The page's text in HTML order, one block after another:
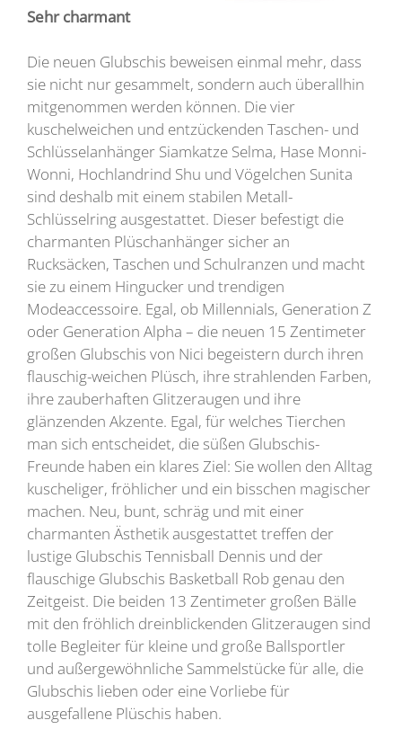
Sehr charmant
Die neuen Glubschis beweisen einmal mehr, dass
sie nicht nur gesammelt, sondern auch überallhin
mitgenommen werden können. Die vier
kuschelweichen und entzückenden Taschen- und
Schlüsselanhänger Siamkatze Selma, Hase Monni-
Wonni, Hochlandrind Shu und Vögelchen Sunita
sind deshalb mit einem stabilen Metall-
Schlüsselring ausgestattet. Dieser befestigt die
charmanten Plüschanhänger sicher an
Rucksäcken, Taschen und Schulranzen und macht
sie zu einem Hingucker und trendigen
Modeaccessoire. Egal, ob Millennials, Generation Z
oder Generation Alpha – die neuen 15 Zentimeter
großen Glubschis von Nici begeistern durch ihren
flauschig-weichen Plüsch, ihre strahlenden Farben,
ihre zauberhaften Glitzeraugen und ihre
glänzenden Akzente. Egal, für welches Tierchen
man sich entscheidet, die süßen Glubschis-
Freunde haben ein klares Ziel: Sie wollen den Alltag
kuscheliger, fröhlicher und ein bisschen magischer
machen. Neu, bunt, schräg und mit einer
charmanten Ästhetik ausgestattet treffen der
lustige Glubschis Tennisball Dennis und der
flauschige Glubschis Basketball Rob genau den
Zeitgeist. Die beiden 13 Zentimeter großen Bälle
mit den fröhlich dreinblickenden Glitzeraugen sind
tolle Begleiter für kleine und große Ballsportler
und außergewöhnliche Sammelstücke für alle, die
Glubschis lieben oder eine Vorliebe für
ausgefallene Plüschis haben.